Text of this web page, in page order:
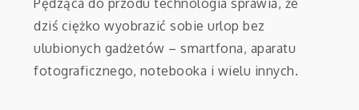
Pędząca do przodu technologia sprawia, że
dziś ciężko wyobrazić sobie urlop bez
ulubionych gadżetów – smartfona, aparatu
fotograficznego, notebooka i wielu innych.